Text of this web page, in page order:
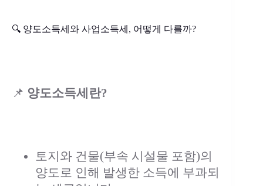
🔍 양도소득세와 사업소득세, 어떻게 다를까?
📌 양도소득세란?
토지와 건물(부속 시설물 포함)의
양도로 인해 발생한 소득에 부과되